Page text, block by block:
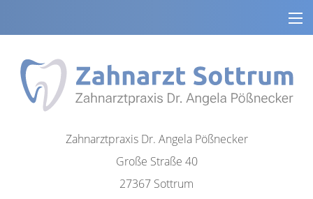
Zahnarztpraxis Dr. Angela Pößnecker
Große Straße 40
27367 Sottrum